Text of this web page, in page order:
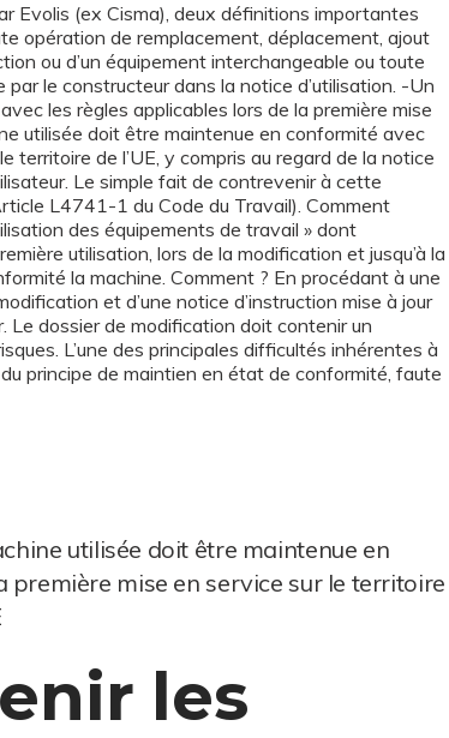
Evolis (ex Cisma), deux définitions importantes
opération de remplacement, déplacement, ajout
ou d’un équipement interchangeable ou toute
le constructeur dans la notice d’utilisation. -Un
les règles applicables lors de la première mise
utilisée doit être maintenue en conformité avec
territoire de l’UE, y compris au regard de la notice
Le simple fait de contrevenir à cette
L4741-1 du Code du Travail). Comment
des équipements de travail » dont
utilisation, lors de la modification et jusqu’à la
la machine. Comment ? En procédant à une
et d’une notice d’instruction mise à jour
Le dossier de modification doit contenir un
L’une des principales difficultés inhérentes à
principe de maintien en état de conformité, faute
utilisée doit être maintenue en
mise en service sur le territoire
les